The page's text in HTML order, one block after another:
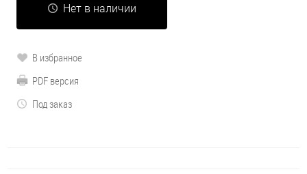
Нет в наличии
В избранное
PDF версия
Под заказ